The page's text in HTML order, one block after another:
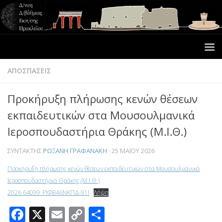
ΑΠΟΣΠΑΣΕΙΣ
Προκήρυξη πλήρωσης κενών θέσεων
εκπαιδευτικών στα Μουσουλμανικά
Ιεροσπουδαστήρια Θράκης (Μ.Ι.Θ.)
ΣΥΝΤΆΚΤΗΣ ΡΩΞΆΝΗ ΓΡΑΦΑΝΆΚΗ · 25 ΜΑΪ́ΟΥ 2026
Προκήρυξη πλήρωσης κενών θέσεων εκπαιδευτικών στα Μουσουλμανικά
Ιεροσπουδαστήρια Θράκης (Μ.Ι.Θ.)
2026 64099_ΡΙΦΒ46ΝΚΠΔ-91Ι Λήψη
Facebook
X Email
Copy
Κατηγορίες
ΑΔΕΙΕΣ(75)
ΑΔΕΙΕΣ ΔΙΔΑΣΚΑΛΙΑΣ – ΙΔΙΩΤΙΚΗ ΕΚΠΑΙΔΕΥΣΗ –